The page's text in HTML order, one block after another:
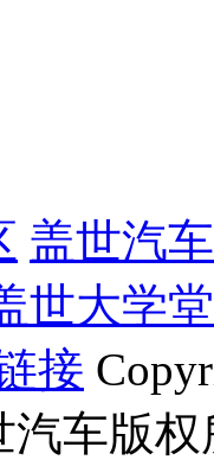
盖世汽
世大学堂
接
汽车版